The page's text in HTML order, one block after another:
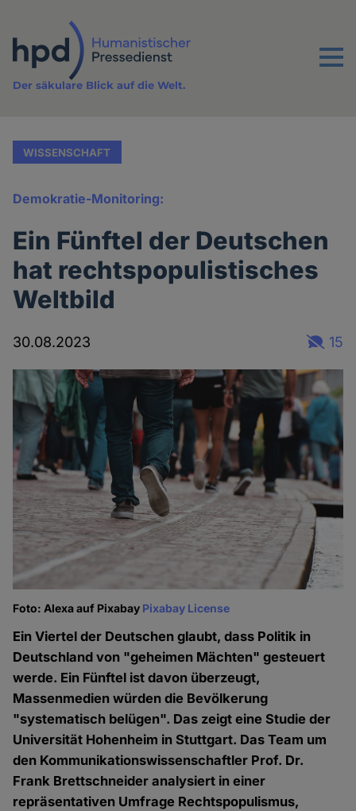
Inhalt
Menu
Der säkulare Blick auf die Welt.
WISSENSCHAFT
Demokratie-Monitoring:
Ein Fünftel der Deutschen
hat rechtspopulistisches
Weltbild
30.08.2023 15
Foto: Alexa auf Pixabay Pixabay License
Ein Viertel der Deutschen glaubt, dass Politik in
Deutschland von "geheimen Mächten" gesteuert
werde. Ein Fünftel ist davon überzeugt,
Massenmedien würden die Bevölkerung
"systematisch belügen". Das zeigt eine Studie der
Universität Hohenheim in Stuttgart. Das Team um
den Kommunikationswissenschaftler Prof. Dr.
Frank Brettschneider analysiert in einer
repräsentativen Umfrage Rechtspopulismus,